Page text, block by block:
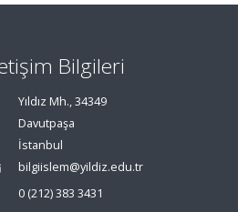
Bilgileri
Yıldız Mh., 34349
Davutpaşa
İstanbul
bilgiislem@yildiz.edu.tr
0 (212) 383 3431